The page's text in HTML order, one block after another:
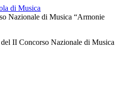
Pre-Accademici
di Musica
II Concorso Nazionale di Musica